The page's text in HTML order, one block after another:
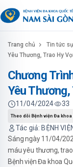
Trang chủ Tin tức
Yêu Thương, Trao Hy
Chương
Yêu
Tác giả: BỆNH
11/04/2024 33
Theo dõi Bệnh viện Đa khoa
Sáng ngày 11/04/
máu yêu thương,
Bệnh viện Đa khoa